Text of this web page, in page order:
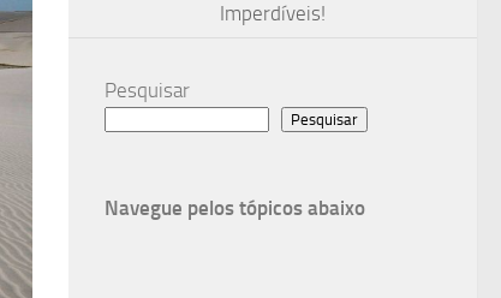
Imperdíveis!
Pesquisar
Pesquisar
Navegue pelos tópicos abaixo